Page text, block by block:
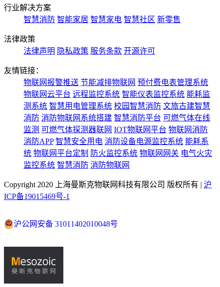
行业解决方案
智慧消防 智能家居 智慧家电 智慧社区 新零售
法律政策
法律声明 隐私政策 服务条款 开源许可
友情链接：
物联网报警推送 节能减排物联网 预付费电表管理系统
物联网云平台 远程监控系统 智能仪表监控系统 能耗监
测系统 智慧用电管理系统 校园智慧消防 文旅古建智慧
消防 消防物联网系统搭建 智慧消防平台 可燃气体在线
监测 可燃气体探测器联网 IOT物联网平台 物联网消防
消防APP 智慧安全用电 消防设备电源监控系统 能耗系
统 物联网平台定制 防火监控系统 物联网网关 电气火灾
监控系统 智慧消防 消防物联网
Copyright 2020 上海曼斯克物联网科技有限公司 版权所有 | 沪
ICP备19015469号-1
沪公网安备 31011402010048号